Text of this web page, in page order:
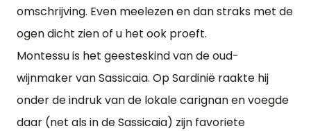
omschrijving. Even meelezen en dan straks met de
ogen dicht zien of u het ook proeft.
Montessu is het geesteskind van de oud-
wijnmaker van Sassicaia. Op Sardinië raakte hij
onder de indruk van de lokale carignan en voegde
daar (net als in de Sassicaia) zijn favoriete